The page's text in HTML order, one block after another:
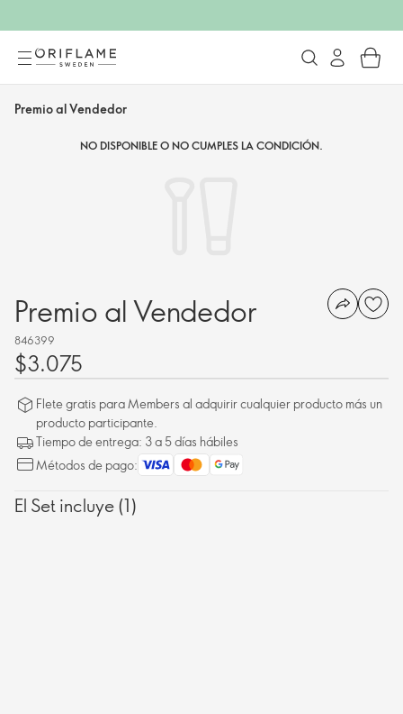
Premio al Vendedor
NO DISPONIBLE O NO CUMPLES LA CONDICIÓN.
Premio al Vendedor
846399
$3.075
Flete gratis para Members al adquirir cualquier producto más un
producto participante.
Tiempo de entrega: 3 a 5 días hábiles
Métodos de pago:
El Set incluye (1)